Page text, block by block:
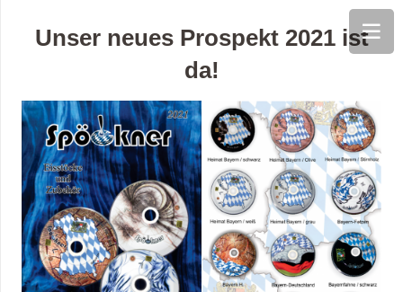
Unser neues Prospekt 2021 ist
da!